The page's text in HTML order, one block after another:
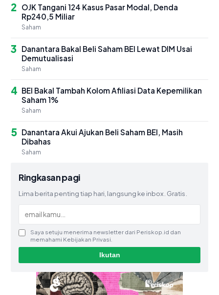
2 OJK Tangani 124 Kasus Pasar Modal, Denda
Rp240,5 Miliar
Saham
3 Danantara Bakal Beli Saham BEI Lewat DIM Usai
Demutualisasi
Saham
4 BEI Bakal Tambah Kolom Afiliasi Data Kepemilikan
Saham 1%
Saham
5 Danantara Akui Ajukan Beli Saham BEI, Masih
Dibahas
Saham
Ringkasan pagi
Lima berita penting tiap hari, langsung ke inbox. Gratis.
Saya setuju menerima newsletter dari Periskop.id dan
memahami Kebijakan Privasi.
Ikutan